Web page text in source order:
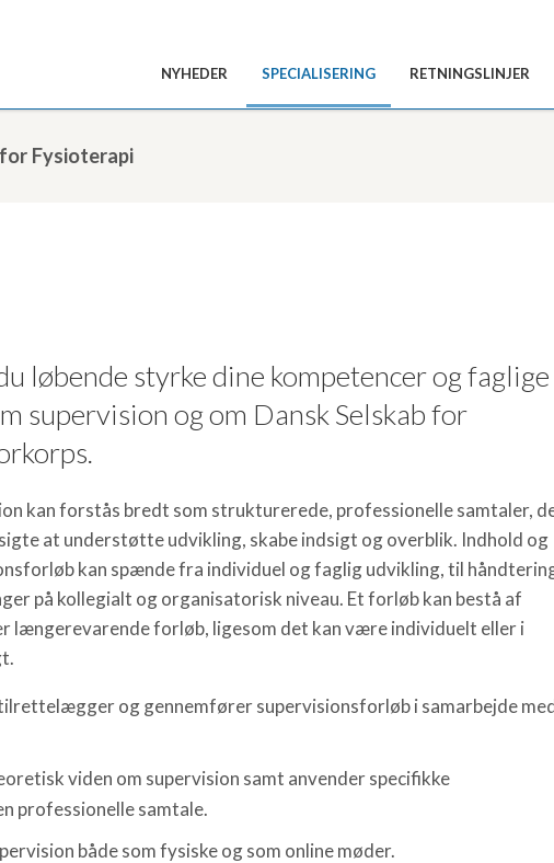
NYHEDER SPECIALISERING RETNINGSLINJER
Fysioterapi
løbende styrke dine kompetencer og faglige
supervision og om Dansk Selskab for
kan forstås bredt som strukturerede, professionelle samtaler,
at understøtte udvikling, skabe indsigt og overblik. Indhold og
kan spænde fra individuel og faglig udvikling, til
på kollegialt og organisatorisk niveau. Et forløb kan bestå af
længerevarende forløb, ligesom det kan være individuelt eller i
og gennemfører supervisionsforløb i samarbejde
viden om supervision samt anvender specifikke
professionelle samtale.
både som fysiske og som online møder.